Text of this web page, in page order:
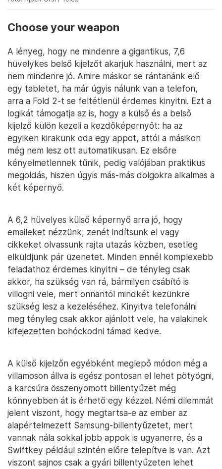
Choose your weapon
A lényeg, hogy ne mindenre a gigantikus, 7,6
hüvelykes belső kijelzőt akarjuk használni, mert az
nem mindenre jó. Amire máskor se rántanánk elő
egy tabletet, ha már úgyis nálunk van a telefon,
arra a Fold 2-t se feltétlenül érdemes kinyitni. Ezt a
logikát támogatja az is, hogy a külső és a belső
kijelző külön kezeli a kezdőképernyőt: ha az
egyiken kirakunk oda egy appot, attól a másikon
még nem lesz ott automatikusan. Ez elsőre
kényelmetlennek tűnik, pedig valójában praktikus
megoldás, hiszen úgyis más-más dolgokra alkalmas a
két képernyő.
A 6,2 hüvelyes külső képernyő arra jó, hogy
emaileket nézzünk, zenét indítsunk el vagy
cikkeket olvassunk rajta utazás közben, esetleg
elküldjünk pár üzenetet. Minden ennél komplexebb
feladathoz érdemes kinyitni – de tényleg csak
akkor, ha szükség van rá, bármilyen csábító is
villogni vele, mert onnantól mindkét kezünkre
szükség lesz a kezeléséhez. Kinyitva telefonálni
meg tényleg csak akkor ajánlott vele, ha valakinek
kifejezetten bohóckodni támad kedve.
A külső kijelzőn egyébként meglepő módon még a
villamoson állva is egész pontosan el lehet pötyögni,
a karcsúra összenyomott billentyűzet még
könnyebben át is érhető egy kézzel. Némi dilemmát
jelent viszont, hogy megtartsa-e az ember az
alapértelmezett Samsung-billentyűzetet, mert
vannak nála sokkal jobb appok is ugyanerre, és a
Swiftkey például szintén előre telepítve is van. Azt
viszont sajnos csak a gyári billentyűzeten lehet